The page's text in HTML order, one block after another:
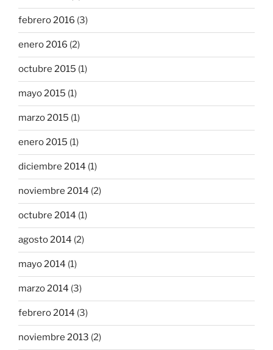
febrero 2016 (3)
enero 2016 (2)
octubre 2015 (1)
mayo 2015 (1)
marzo 2015 (1)
enero 2015 (1)
diciembre 2014 (1)
noviembre 2014 (2)
octubre 2014 (1)
agosto 2014 (2)
mayo 2014 (1)
marzo 2014 (3)
febrero 2014 (3)
noviembre 2013 (2)